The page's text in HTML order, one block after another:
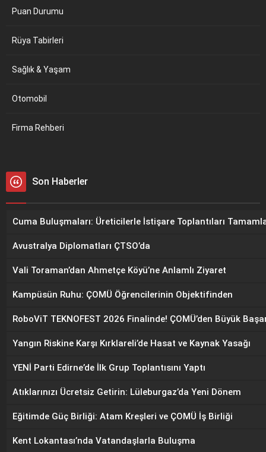
Puan Durumu
Rüya Tabirleri
Sağlık & Yaşam
Otomobil
Firma Rehberi
Son Haberler
Cuma Buluşmaları: Üreticilerle İstişare Toplantıları
Avustralya Diplomatları ÇTSO’da
Vali Toraman’dan Ahmetçe Köyü’ne Anlamlı Ziyaret
Kampüsün Ruhu: ÇOMÜ Öğrencilerinin Objektifinden
RoboViT TEKNOFEST 2026 Finalinde! ÇOMÜ’den Büyük
Yangın Riskine Karşı Kırklareli’de Hasat ve Kaynak Yasağı
YENİ Parti Edirne’de İlk Grup Toplantısını Yaptı
Atıklarınızı Ücretsiz Getirin: Lüleburgaz’da Yeni Dönem
Eğitimde Güç Birliği: Atam Kreşleri ve ÇOMÜ İş Birliği
Kent Lokantası’nda Vatandaşlarla Buluşma